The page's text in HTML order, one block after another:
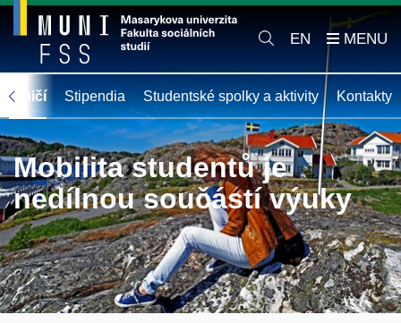
EN
Stipendia Studentské spolky a aktivity Kontakty
Mobilita studentů je
nedílnou součástí výuky